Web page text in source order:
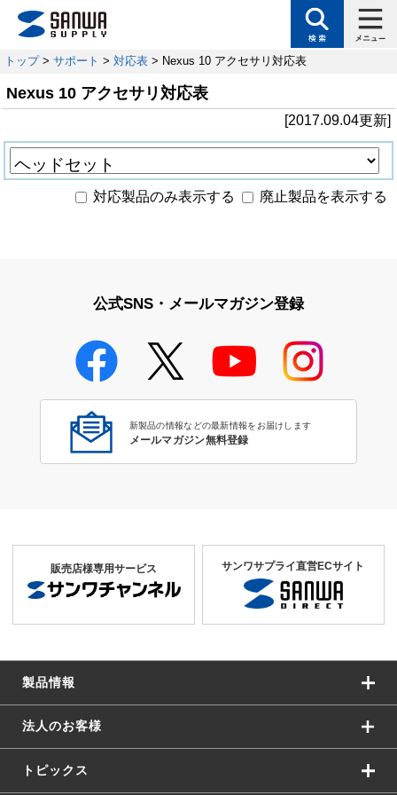
トップ> サポート > 対応表 > Nexus 10 アクセサリ対応表
Nexus 10 アクセサリ対応表
[2017.09.04更新]
対応製品のみ表示する 廃止製品を表示する
公式SNS・メールマガジン登録
新製品の情報などの最新情報をお届けします
メールマガジン無料登録
販売店様専用サービス サンワサプライ直営ECサイト
製品情報
法人のお客様
トピックス